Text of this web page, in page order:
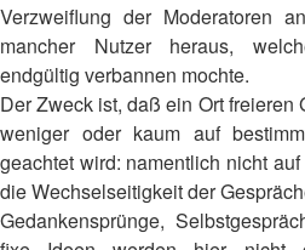
Verzweiflung der Moderatoren
mancher Nutzer heraus,
endgültig verbannen mochte.
Der Zweck ist, daß ein Ort freieren
weniger oder kaum auf
geachtet wird: namentlich nicht
die Wechselseitigkeit der
Gedankensprünge,